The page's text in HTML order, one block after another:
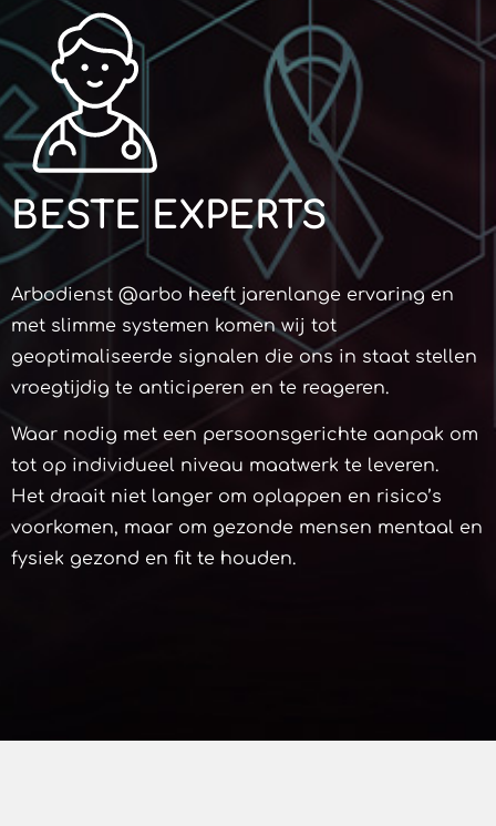
BESTE EXPERTS
Arbodienst @arbo heeft jarenlange ervaring en
met slimme systemen komen wij tot
geoptimaliseerde signalen die ons in staat stellen
vroegtijdig te anticiperen en te reageren.
Waar nodig met een persoonsgerichte aanpak om
tot op individueel niveau maatwerk te leveren.
Het draait niet langer om oplappen en risico’s
voorkomen, maar om gezonde mensen mentaal en
fysiek gezond en fit te houden.